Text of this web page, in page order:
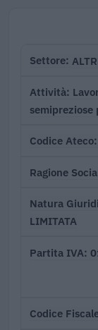
Settore
Attività
Codice Ateco
Ragione
Natura
LIMITATA
Partita IVA
Codice